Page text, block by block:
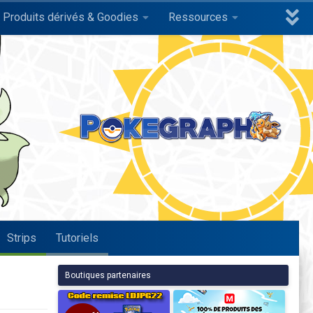
Produits dérivés & Goodies Ressources
Strips Tutoriels
Boutiques partenaires